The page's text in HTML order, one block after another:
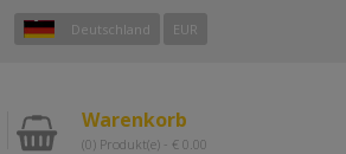
Deutschland EUR
Warenkorb
(0) Produkt(e) - € 0.00